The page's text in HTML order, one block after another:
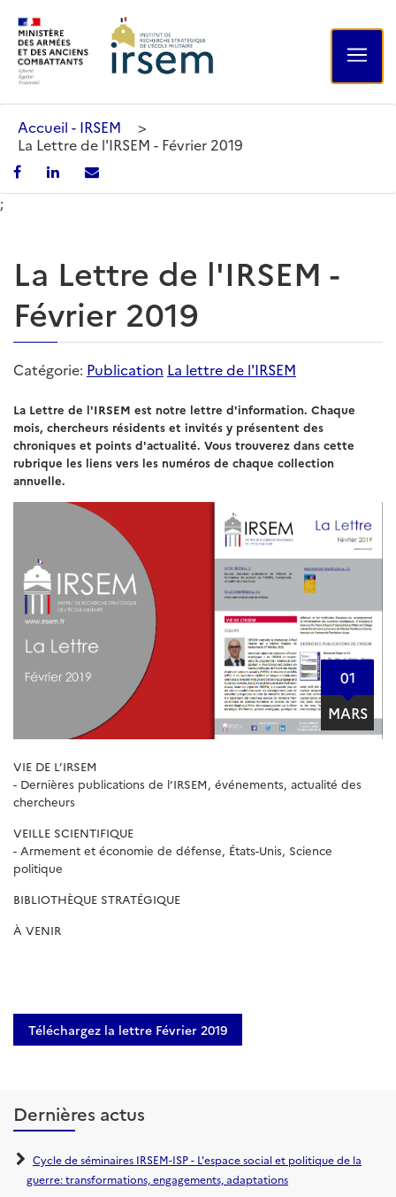
Accueil - IRSEM
>
La Lettre de l'IRSEM - Février 2019
;
La Lettre de l'IRSEM -
Février 2019
Catégorie: Publication La lettre de l'IRSEM
La Lettre de l'IRSEM est notre lettre d'information. Chaque
mois, chercheurs résidents et invités y présentent des
chroniques et points d'actualité. Vous trouverez dans cette
rubrique les liens vers les numéros de chaque collection
annuelle.
01
MARS
VIE DE L’IRSEM
- Dernières publications de l’IRSEM, événements, actualité des
chercheurs
VEILLE SCIENTIFIQUE
- Armement et économie de défense, États-Unis, Science
politique
BIBLIOTHÈQUE STRATÉGIQUE
À VENIR
Téléchargez la lettre Février 2019
Dernières actus
Cycle de séminaires IRSEM-ISP - L'espace social et politique de la
guerre: transformations, engagements, adaptations